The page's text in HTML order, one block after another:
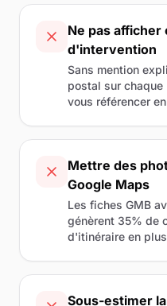
Ne pas afficher
d'intervention
Sans mention
postal sur chaque
vous référencer
Mettre des
Google Maps
Les fiches GMB
génèrent 35% de
d'itinéraire en
Sous-estimer